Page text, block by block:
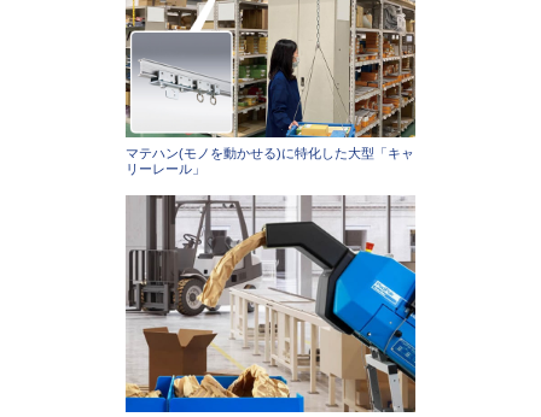
マテハン(モノを動かせる)に特化した大型「キャ
リーレール」